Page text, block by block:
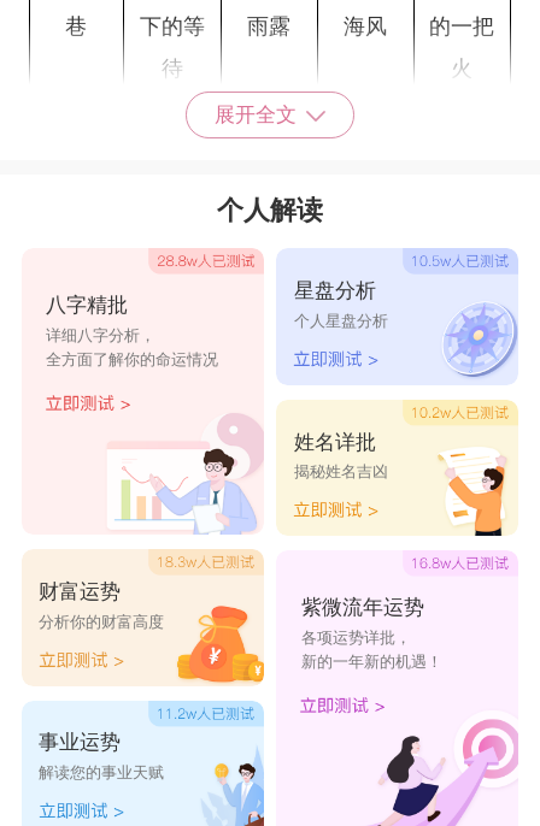
巷
下的等
待
雨露
海风
的一把
火
清歌 清泉 泪影
有意义的适合妈妈的网名
机杼
在一起
似水流
年
仙灵儿
静静乖
乖
凉城以
线痕
素锦流
追忆似
水年华
旧城梦
赤子之
心
云淡风
轻
羽毛
水墨丹
永恒 仙灵儿 烛光
从零岁
做起
日出而
作
背影 春雨
青
长街听
暖阳与
酒
半呆半
萌半痴
国
展开全文
个人解读
八字精批
详细八字分析，
全方面了解你的命运情况
财富运势
分析你的财富高度
事业运势
解读您的事业天赋
星盘分析
个人星盘分析
姓名详批
揭秘姓名吉凶
紫微流年运势
各项运势详批，
新的一年新的机遇！